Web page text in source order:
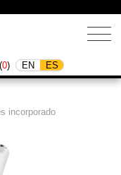
0) EN ES
incorporado